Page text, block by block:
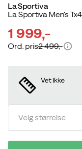
La Sportiva
La Sportiva Men's
discounted
1 999,-
original
Ord. pris2 499,-
Vet ikke
Velg størrelse